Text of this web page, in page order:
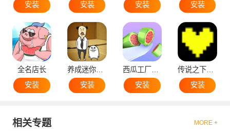
安装
安装
安装
安装
全名店长
安装
安装
西瓜工厂大亨
安装
安装
相关专题 MORE +